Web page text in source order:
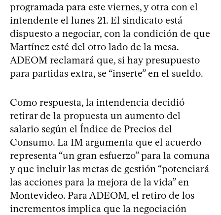
programada para este viernes, y otra con el
intendente el lunes 21. El sindicato está
dispuesto a negociar, con la condición de que
Martínez esté del otro lado de la mesa.
ADEOM reclamará que, si hay presupuesto
para partidas extra, se “inserte” en el sueldo.
Como respuesta, la intendencia decidió
retirar de la propuesta un aumento del
salario según el Índice de Precios del
Consumo. La IM argumenta que el acuerdo
representa “un gran esfuerzo” para la comuna
y que incluir las metas de gestión “potenciará
las acciones para la mejora de la vida” en
Montevideo. Para ADEOM, el retiro de los
incrementos implica que la negociación